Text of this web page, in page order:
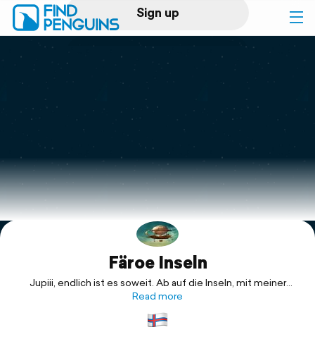
Sign up
Log in
Print a book
Flyover video
Explore
Färoe Inseln
Jupiii, endlich ist es soweit. Ab auf die Inseln, mit meiner
geliebten Schwester.
Read more